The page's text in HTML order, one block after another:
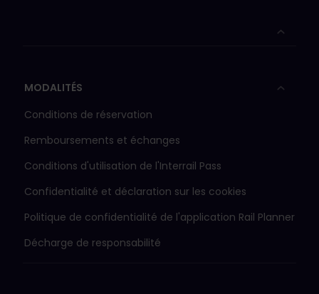
MODALITÉS
Conditions de réservation
Remboursements et échanges
Conditions d'utilisation de l'Interrail Pass
Confidentialité et déclaration sur les cookies
Politique de confidentialité de l'application Rail Planner
Décharge de responsabilité